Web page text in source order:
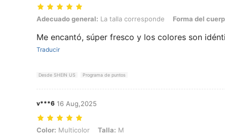
Adecuado general: La talla corresponde, Forma del cuerpo:
Adecuado general: La talla corresponde Forma del
Me encantó, súper fresco y los colores son
Traducir
Desde SHEIN US Programa de puntos
v***6 16 Aug,2025
Color: Multicolor, Talla: M
Color: Multicolor Talla: M